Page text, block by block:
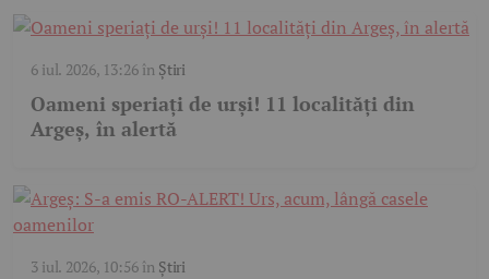
6 iul. 2026, 13:26în Știri
Oameni speriați de urși! 11 localități din
Argeș, în alertă
3 iul. 2026, 10:56în Știri